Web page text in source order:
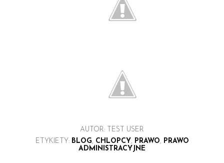
AUTOR: TEST USER
ETYKIETY: BLOG, CHLOPCY, PRAWO, PRAWO
ADMINISTRACYJNE